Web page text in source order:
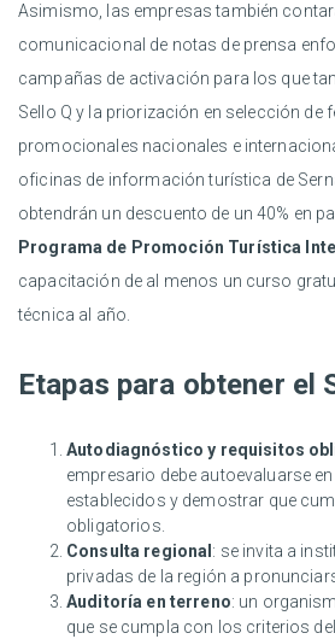
Asimismo, las empresas también
comunicacional de notas de prensa
campañas de activación para los que
Sello Q y la priorización en selección de
promocionales nacionales e
oficinas de información turística de
obtendrán un descuento de un 40% en
Programa de Promoción Turística
capacitación de al menos un curso
técnica al año.
Etapas para obtener el
Autodiagnóstico y requisitos
empresario debe autoevaluarse
establecidos y demostrar que
obligatorios.
Consulta regional : se invita a
privadas de la región a
Auditoría en terreno: un
que se cumpla con los criterios